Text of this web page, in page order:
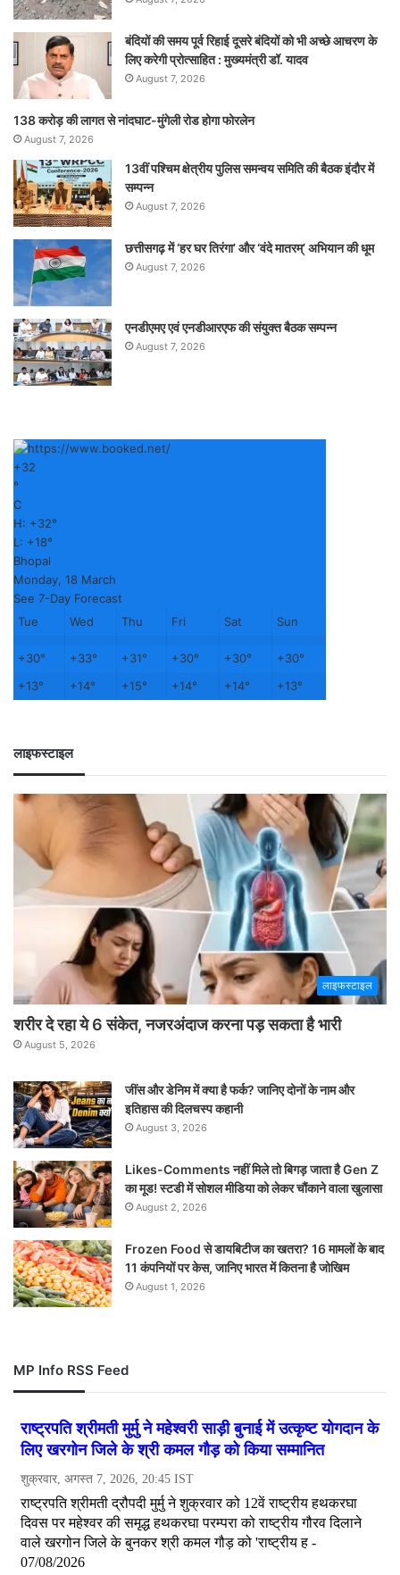
बंदियों की समय पूर्व रिहाई दूसरे बंदियों को भी अच्छे आचरण के
लिए करेगी प्रोत्साहित : मुख्यमंत्री डॉ. यादव
August 7, 2026
138 करोड़ की लागत से नांदघाट-मुंगेली रोड होगा फोरलेन
August 7, 2026
13वीं पश्चिम क्षेत्रीय पुलिस समन्वय समिति की बैठक इंदौर में
सम्पन्न
August 7, 2026
छत्तीसगढ़ में ‘हर घर तिरंगा’ और ‘वंदे मातरम्’ अभियान की धूम
August 7, 2026
एनडीएमए एवं एनडीआरएफ की संयुक्त बैठक सम्पन्न
August 7, 2026
+32
°
C
H: +32°
L: +18°
Bhopal
Monday, 18 March
See 7-Day Forecast
Tue
Wed Thu Fri Sat Sun
+30° +33° +31° +30° +30° +30°
+13° +14° +15° +14° +14° +13°
लाइफस्टाइल
लाइफस्टाइल
शरीर दे रहा ये 6 संकेत, नजरअंदाज करना पड़ सकता है भारी
August 5, 2026
जींस और डेनिम में क्या है फर्क? जानिए दोनों के नाम और
इतिहास की दिलचस्प कहानी
August 3, 2026
Likes-Comments नहीं मिले तो बिगड़ जाता है Gen Z
का मूड! स्टडी में सोशल मीडिया को लेकर चौंकाने वाला खुलासा
August 2, 2026
Frozen Food से डायबिटीज का खतरा? 16 मामलों के बाद
11 कंपनियों पर केस, जानिए भारत में कितना है जोखिम
August 1, 2026
MP Info RSS Feed